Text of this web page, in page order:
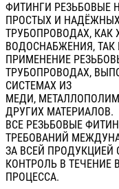
ФИТИНГИ РЕЗЬБОВЫЕ
ПРОСТЫХ И
ТРУБОПРОВОДАХ, КАК
ВОДОСНАБЖЕНИЯ, ТАК
ПРИМЕНЕНИЕ
ТРУБОПРОВОДАХ,
СИСТЕМАХ ИЗ
МЕДИ,
ДРУГИХ МАТЕРИАЛОВ.
ВСЕ РЕЗЬБОВЫЕ
ТРЕБОВАНИЙ
ЗА ВСЕЙ ПРОДУКЦИЕЙ
КОНТРОЛЬ В ТЕЧЕНИЕ
ПРОЦЕССА.